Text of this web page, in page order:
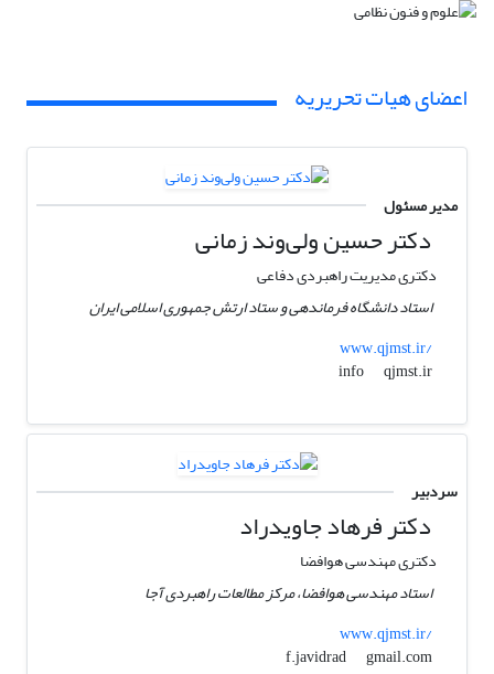
اعضای هیات تحریریه
مدیر مسئول
دکتر حسین ولی‌وند زمانی
دکتری مدیریت راهبردی دفاعی
استاد دانشگاه فرماندهی و ستاد ارتش جمهوری اسلامی ایران
www.qjmst.ir/
info
qjmst.ir
سردبیر
دکتر فرهاد جاویدراد
دکتری مهندسی هوافضا
استاد مهندسی هوافضا، مرکز مطالعات راهبردی آجا
www.qjmst.ir/
f.javidrad
gmail.com